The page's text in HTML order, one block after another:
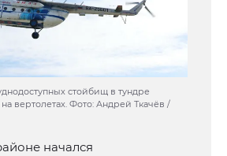
стойбищ в тундре
вертолетах. Фото: Андрей Ткачёв /
начался